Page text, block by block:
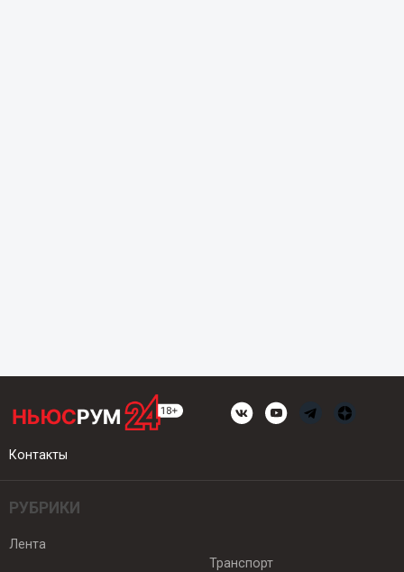
Контакты
РУБРИКИ
Лента
Транспорт